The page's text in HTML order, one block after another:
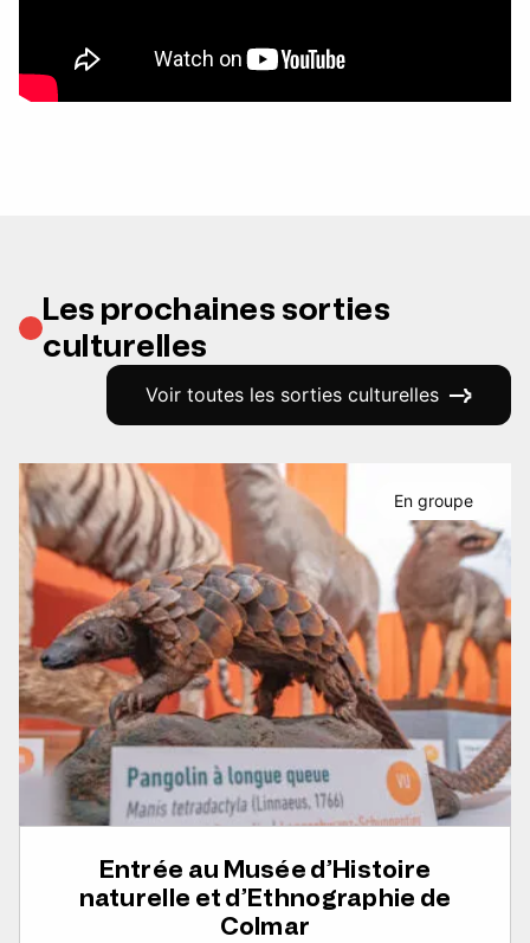
Les prochaines sorties
culturelles
Voir toutes les sorties culturelles
Entrée au Musée d’Histoire
naturelle et d’Ethnographie de
Colmar
En groupe